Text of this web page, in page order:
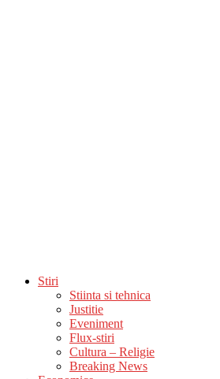
Stiri
Stiinta si tehnica
Justitie
Eveniment
Flux-stiri
Cultura – Religie
Breaking News